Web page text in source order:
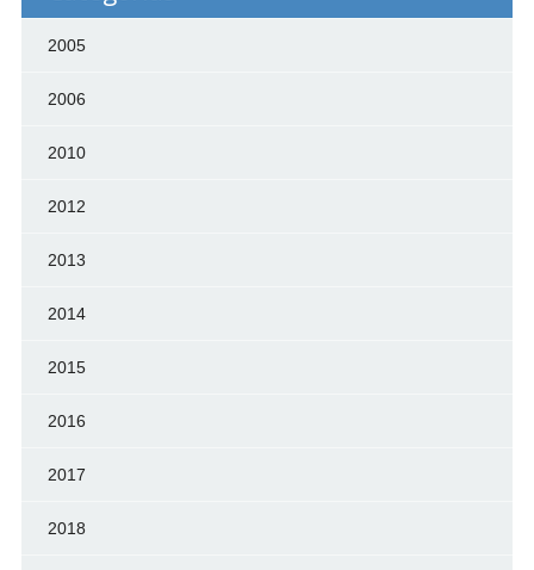
2005
2006
2010
2012
2013
2014
2015
2016
2017
2018